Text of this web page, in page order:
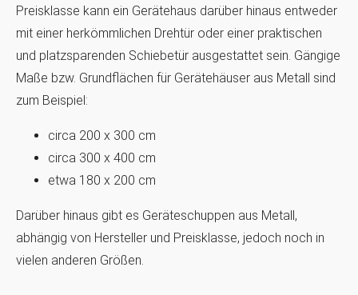
Preisklasse kann ein Gerätehaus darüber hinaus entweder
mit einer herkömmlichen Drehtür oder einer praktischen
und platzsparenden Schiebetür ausgestattet sein. Gängige
Maße bzw. Grundflächen für Gerätehäuser aus Metall sind
zum Beispiel:
circa 200 x 300 cm
circa 300 x 400 cm
etwa 180 x 200 cm
Darüber hinaus gibt es Geräteschuppen aus Metall,
abhängig von Hersteller und Preisklasse, jedoch noch in
vielen anderen Größen.